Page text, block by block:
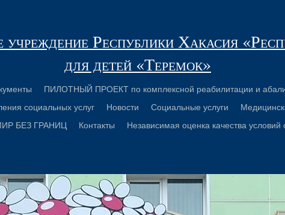
Республики Хакасия
для детей «Теремок»
ПИЛОТНЫЙ ПРОЕКТ по комплексной реабилитации и
социальных услуг
Новости Социальные услуги
БЕЗ ГРАНИЦ Контакты Независимая оценка качества условий